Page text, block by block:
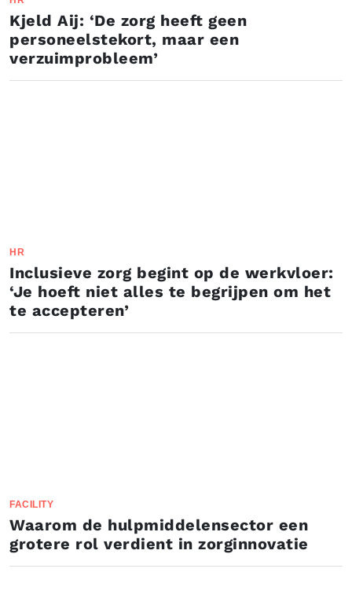
Kjeld Aij: ‘De zorg heeft geen
personeelstekort, maar een
verzuimprobleem’
HR
Inclusieve zorg begint op de werkvloer:
‘Je hoeft niet alles te begrijpen om het
te accepteren’
FACILITY
Waarom de hulpmiddelensector een
grotere rol verdient in zorginnovatie